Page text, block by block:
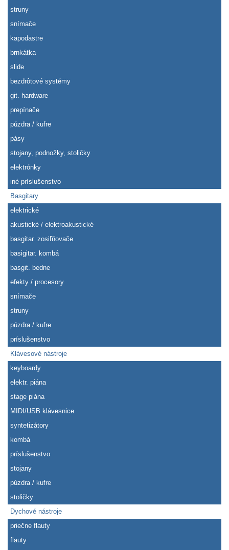
struny
snímače
kapodastre
brnkátka
slide
bezdrôtové systémy
git. hardware
prepínače
púzdra / kufre
pásy
stojany, podnožky, stoličky
elektrónky
iné príslušenstvo
Basgitary
elektrické
akustické / elektroakustické
basgitar. zosiľňovače
basigitar. kombá
basgit. bedne
efekty / procesory
snímače
struny
púzdra / kufre
príslušenstvo
Klávesové nástroje
keyboardy
elektr. piána
stage piána
MIDI/USB klávesnice
syntetizátory
kombá
príslušenstvo
stojany
púzdra / kufre
stoličky
Dychové nástroje
priečne flauty
flauty